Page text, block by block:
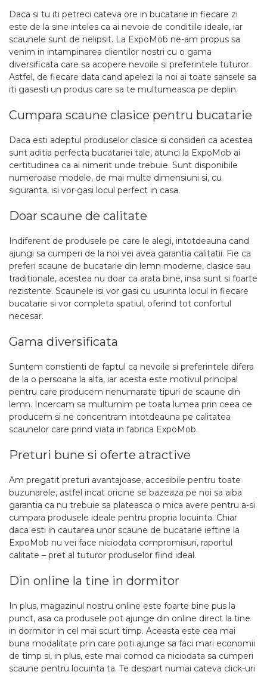
Daca si tu iti petreci cateva ore in bucatarie in fiecare zi
este de la sine inteles ca ai nevoie de conditiile ideale, iar
scaunele sunt de nelipsit. La ExpoMob ne-am propus sa
venim in intampinarea clientilor nostri cu o gama
diversificata care sa acopere nevoile si preferintele tuturor.
Astfel, de fiecare data cand apelezi la noi ai toate sansele sa
iti gasesti un produs care sa te multumeasca pe deplin.
Cumpara scaune clasice pentru bucatarie
Daca esti adeptul produselor clasice si consideri ca acestea
sunt aditia perfecta bucatariei tale, atunci la ExpoMob ai
certitudinea ca ai nimerit unde trebuie. Sunt disponibile
numeroase modele, de mai multe dimensiuni si, cu
siguranta, isi vor gasi locul perfect in casa.
Doar scaune de calitate
Indiferent de produsele pe care le alegi, intotdeauna cand
ajungi sa cumperi de la noi vei avea garantia calitatii. Fie ca
preferi scaune de bucatarie din lemn moderne, clasice sau
traditionale, acestea nu doar ca arata bine, insa sunt si foarte
rezistente. Scaunele isi vor gasi cu usurinta locul in fiecare
bucatarie si vor completa spatiul, oferind tot confortul
necesar.
Gama diversificata
Suntem constienti de faptul ca nevoile si preferintele difera
de la o persoana la alta, iar acesta este motivul principal
pentru care producem nenumarate tipuri de scaune din
lemn. Incercam sa multumim pe toata lumea prin ceea ce
producem si ne concentram intotdeauna pe calitatea
scaunelor care prind viata in fabrica ExpoMob.
Preturi bune si oferte atractive
Am pregatit preturi avantajoase, accesibile pentru toate
buzunarele, astfel incat oricine se bazeaza pe noi sa aiba
garantia ca nu trebuie sa plateasca o mica avere pentru a-si
cumpara produsele ideale pentru propria locuinta. Chiar
daca esti in cautarea unor scaune de bucatarie ieftine la
ExpoMob nu vei face niciodata compromisuri, raportul
calitate – pret al tuturor produselor fiind ideal.
Din online la tine in dormitor
In plus, magazinul nostru online este foarte bine pus la
punct, asa ca produsele pot ajunge din online direct la tine
in dormitor in cel mai scurt timp. Aceasta este cea mai
buna modalitate prin care poti ajunge sa faci mari economii
de timp si, in plus, este mai comod ca niciodata sa cumperi
scaune pentru locuinta ta. Te despart numai cateva click-uri